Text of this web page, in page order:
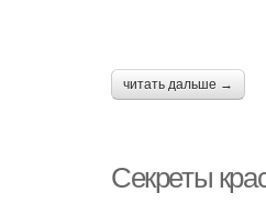
читать дальше →
Секреты